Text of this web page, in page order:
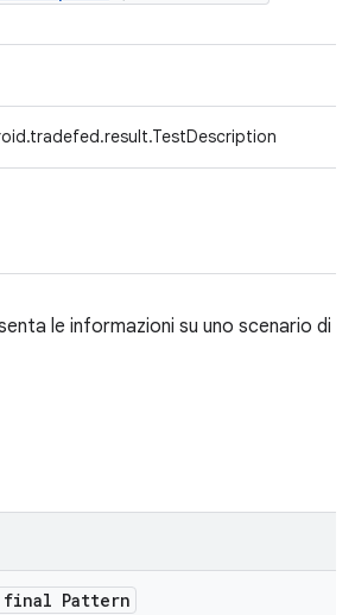
le informazioni su uno scenario di
Pattern